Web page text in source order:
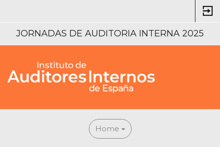
JORNADAS DE AUDITORIA INTERNA 2025
Home